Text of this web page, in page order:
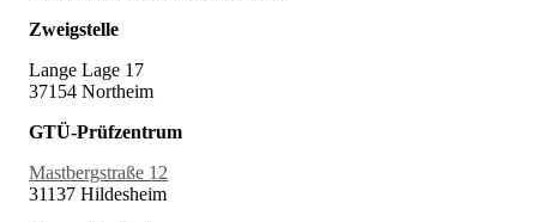
Zweigstelle
Lange Lage 17
37154 Northeim
GTÜ-Prüfzentrum
Mastbergstraße 12
31137 Hildesheim